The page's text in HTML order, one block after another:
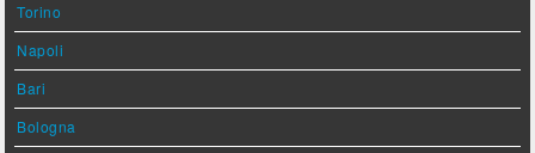
Torino
Napoli
Bari
Bologna